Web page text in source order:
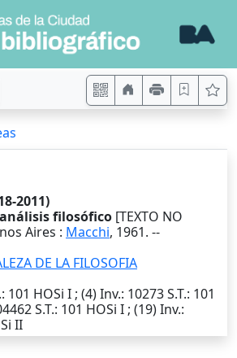
2011)
filosófico [TEXTO NO
Aires : Macchi, 1961. --
DE LA FILOSOFIA
: 101 HOSi I ; (4)Inv.: 10273S.T.: 101
S.T.: 101 HOSi I ; (19)Inv.:
II